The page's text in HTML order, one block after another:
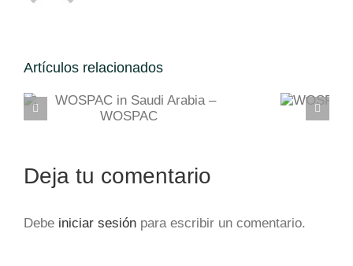
Artículos relacionados
WOSPAC in Africa –
Deja tu comentario
Debe iniciar sesión para escribir un comentario.